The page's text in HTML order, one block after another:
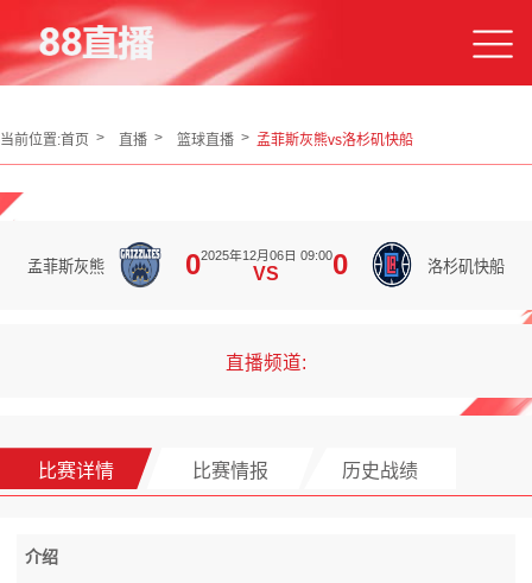
当前位置:首页 直播 篮球直播 孟菲斯灰熊vs洛杉矶快船
孟菲斯灰熊 02025年12月06日 09:00
VS 0 洛杉矶快船
直播频道:
比赛详情 比赛情报 历史战绩
介绍